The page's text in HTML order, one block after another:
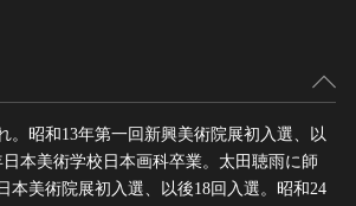
。昭和13年第一回新興美術院展初入選、以
本美術学校日本画科卒業。太田聴雨に師
本美術院展初入選、以後18回入選。昭和24